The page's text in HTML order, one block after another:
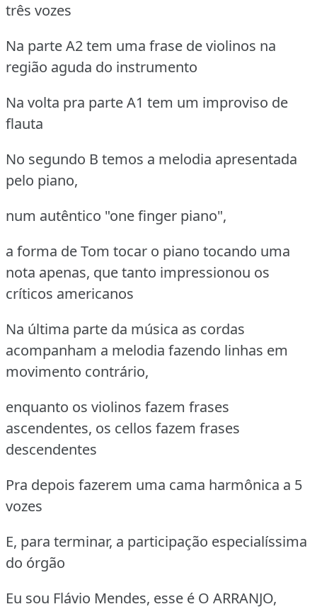
três vozes
Na parte A2 tem uma frase de violinos na
região aguda do instrumento
Na volta pra parte A1 tem um improviso de
flauta
No segundo B temos a melodia apresentada
pelo piano,
num autêntico "one finger piano",
a forma de Tom tocar o piano tocando uma
nota apenas, que tanto impressionou os
críticos americanos
Na última parte da música as cordas
acompanham a melodia fazendo linhas em
movimento contrário,
enquanto os violinos fazem frases
ascendentes, os cellos fazem frases
descendentes
Pra depois fazerem uma cama harmônica a 5
vozes
E, para terminar, a participação especialíssima
do órgão
Eu sou Flávio Mendes, esse é O ARRANJO,